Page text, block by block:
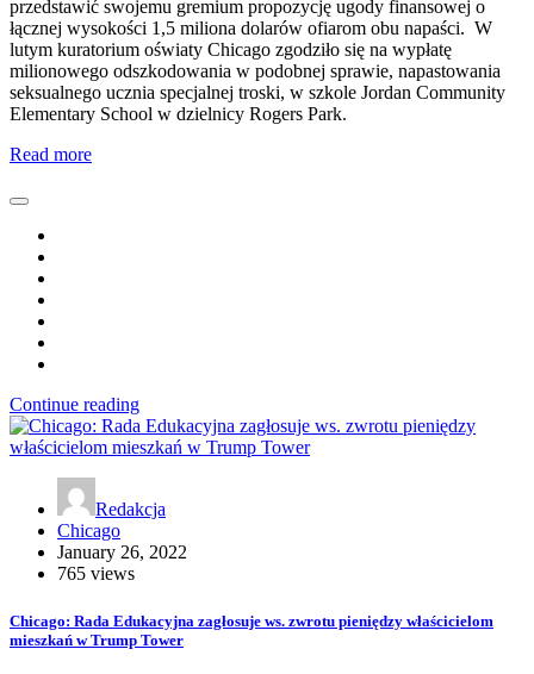
przedstawić swojemu gremium propozycję ugody finansowej o
łącznej wysokości 1,5 miliona dolarów ofiarom obu napaści. W
lutym kuratorium oświaty Chicago zgodziło się na wypłatę
milionowego odszkodowania w podobnej sprawie, napastowania
seksualnego ucznia specjalnej troski, w szkole Jordan Community
Elementary School w dzielnicy Rogers Park.
Read more
Continue reading
Redakcja
Chicago
January 26, 2022
765 views
Chicago: Rada Edukacyjna zagłosuje ws. zwrotu pieniędzy właścicielom
mieszkań w Trump Tower